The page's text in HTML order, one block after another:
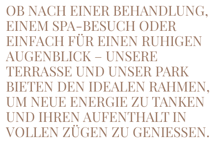
OB NACH EINER BEHANDLUNG,
EINEM SPA-BESUCH ODER
EINFACH FÜR EINEN RUHIGEN
AUGENBLICK – UNSERE
TERRASSE UND UNSER PARK
BIETEN DEN IDEALEN RAHMEN,
UM NEUE ENERGIE ZU TANKEN
UND IHREN AUFENTHALT IN
VOLLEN ZÜGEN ZU GENIESSEN.